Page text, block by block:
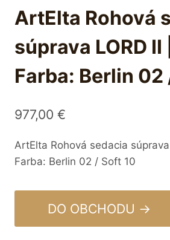
ArtElta Rohová
súprava LORD II
Farba: Berlin 02
977,00 €
ArtElta Rohová sedacia
Farba: Berlin 02 / Soft 10
DO OBCHODU →